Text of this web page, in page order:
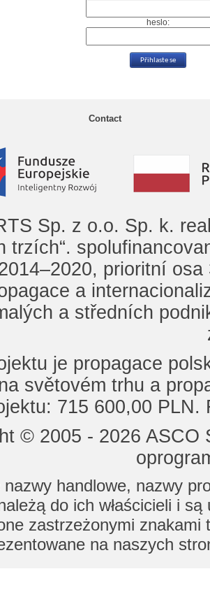
heslo:
Contact
Sp. z o.o. Sp. k.
trzích“.
prioritní
a
a středních
je propagace
světovém trhu a
715 600,00
© 2005 - 2026
handlowe, nazwy
do ich właścicieli i
zastrzeżonymi znakami
na naszych